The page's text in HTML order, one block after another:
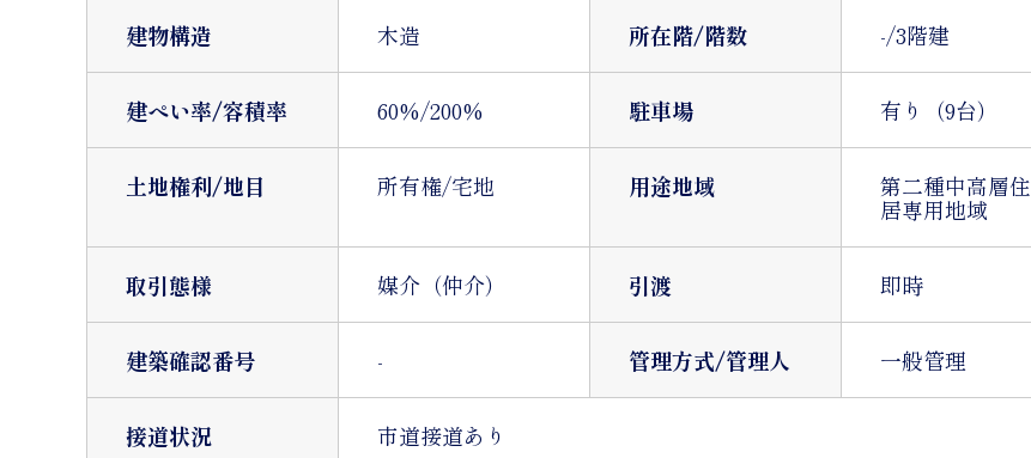
建物構造 木造 所在階/階数 -/3階建
建ぺい率/容積率 60%/200% 駐車場 有り（9台）
土地権利/地目 所有権/宅地 用途地域 第二種中高層住
居専用地域
取引態様 媒介（仲介） 引渡 即時
建築確認番号 - 管理方式/管理人 一般管理
接道状況 市道接道あり